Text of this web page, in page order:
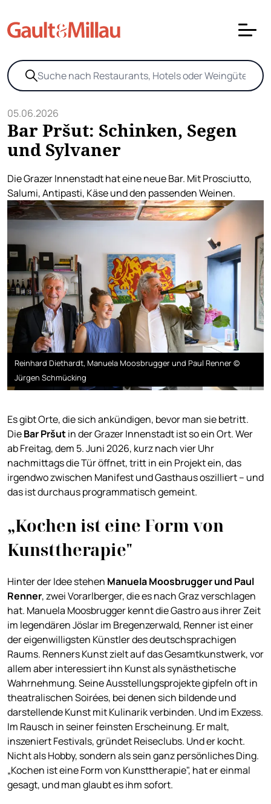
05.06.2026
Bar Pršut: Schinken, Segen
und Sylvaner
Die Grazer Innenstadt hat eine neue Bar. Mit Prosciutto,
Salumi, Antipasti, Käse und den passenden Weinen.
Reinhard Diethardt, Manuela Moosbrugger und Paul Renner ©
Jürgen Schmücking
Es gibt Orte, die sich ankündigen, bevor man sie betritt.
DieBar Pršutin der Grazer Innenstadt ist so ein Ort. Wer
ab Freitag, dem 5. Juni 2026, kurz nach vier Uhr
nachmittags die Tür öffnet, tritt in ein Projekt ein, das
irgendwo zwischen Manifest und Gasthaus oszilliert – und
das ist durchaus programmatisch gemeint.
„Kochen ist eine Form von
Kunsttherapie"
Hinter der Idee stehen Manuela Moosbrugger und Paul
Renner, zwei Vorarlberger, die es nach Graz verschlagen
hat. Manuela Moosbrugger kennt die Gastro aus ihrer Zeit
im legendären Jöslar im Bregenzerwald, Renner ist einer
der eigenwilligsten Künstler des deutschsprachigen
Raums. Renners Kunst zielt auf das Gesamtkunstwerk, vor
allem aber interessiert ihn Kunst als synästhetische
Wahrnehmung. Seine Ausstellungsprojekte gipfeln oft in
theatralischen Soirées, bei denen sich bildende und
darstellende Kunst mit Kulinarik verbinden. Und im Exzess.
Im Rausch in seiner feinsten Erscheinung. Er malt,
inszeniert Festivals, gründet Reiseclubs. Und er kocht.
Nicht als Hobby, sondern als sein ganz persönliches Ding.
„Kochen ist eine Form von Kunsttherapie", hat er einmal
gesagt, und man glaubt es ihm sofort.